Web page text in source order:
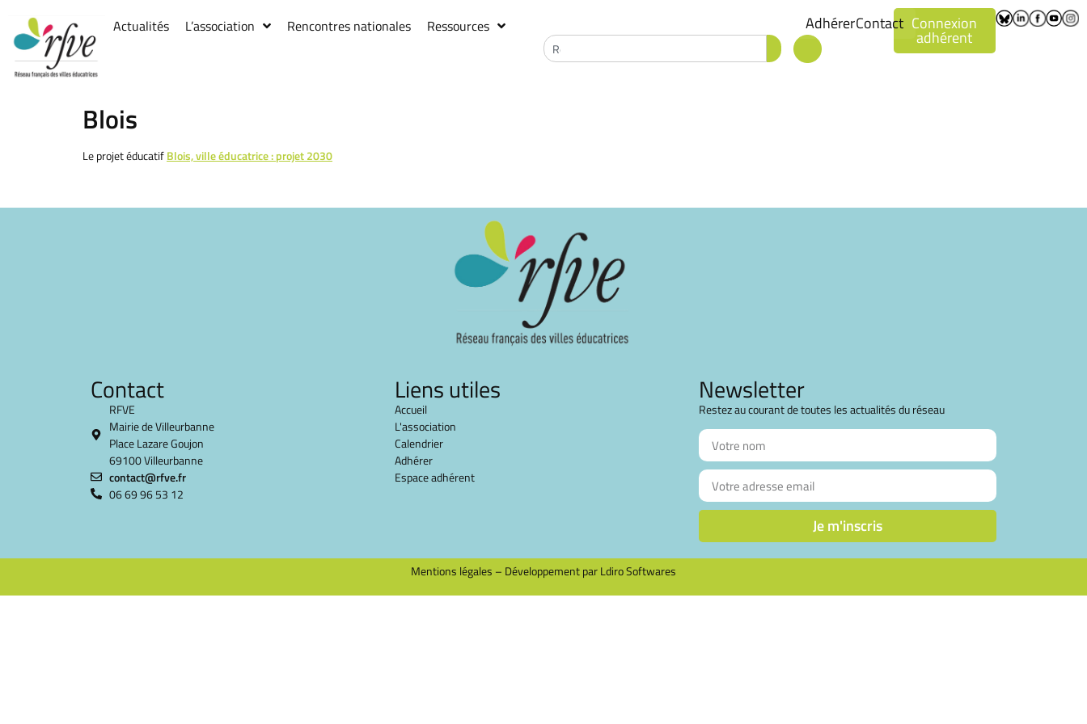
Actualités L’association Rencontres nationales Ressources Connexion
adhérent
Contact
Adhérer
Blois
Le projet éducatifBlois, ville éducatrice : projet 2030
Contact
RFVE
Mairie de Villeurbanne
Place Lazare Goujon
69100 Villeurbanne
contact@rfve.fr
06 69 96 53 12
Liens utiles
Accueil
L'association
Calendrier
Adhérer
Espace adhérent
Newsletter
Restez au courant de toutes les actualités du réseau
Je m'inscris
Mentions légales – Développement par Ldiro Softwares